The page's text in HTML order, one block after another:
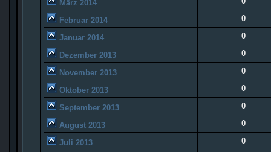
März 2014
Februar 2014 0
Januar 2014 0
Dezember 2013 0
November 2013 0
Oktober 2013 0
September 2013 0
August 2013 0
Juli 2013 0